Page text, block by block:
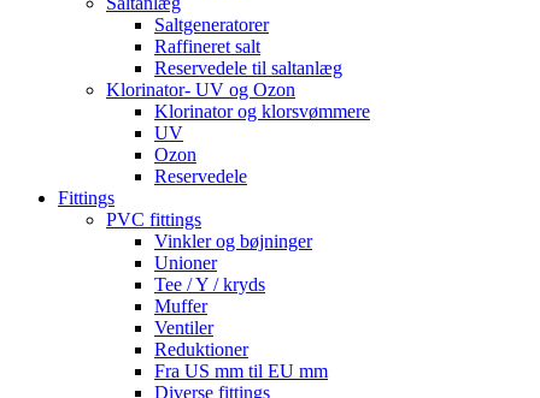
Saltgeneratorer
Raffineret salt
Reservedele til saltanlæg
Klorinator- UV og Ozon
Klorinator og klorsvømmere
UV
Ozon
Reservedele
Fittings
PVC fittings
Vinkler og bøjninger
Unioner
Tee / Y / kryds
Muffer
Ventiler
Reduktioner
Fra US mm til EU mm
Diverse fittings